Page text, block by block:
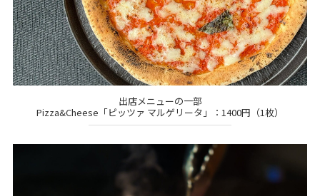
出店メニューの一部
Pizza&Cheese「ピッツァ マルゲリータ」：1400円（1枚）